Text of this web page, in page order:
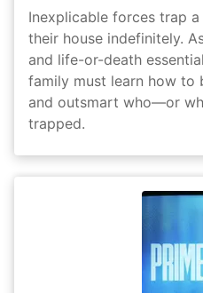
Inexplicable forces trap
their house indefinitely.
and life-or-death
family must learn how to
and outsmart who—or
trapped.